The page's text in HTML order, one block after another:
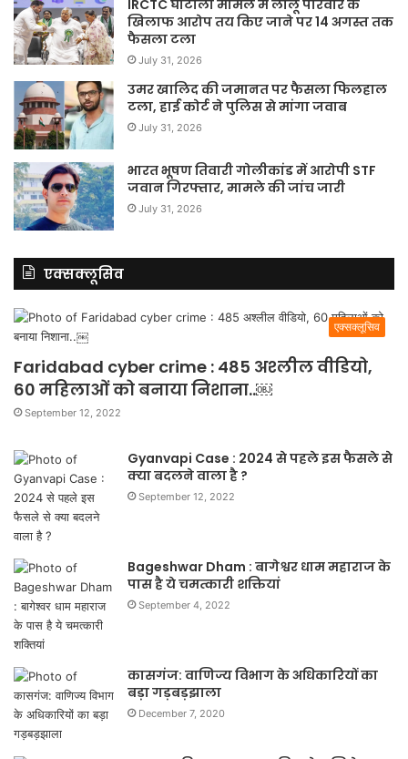
IRCTC घोटाला मामले में लालू परिवार के
खिलाफ आरोप तय किए जाने पर 14 अगस्त तक
फैसला टला
July 31, 2026
उमर खालिद की जमानत पर फैसला फिलहाल
टला, हाई कोर्ट ने पुलिस से मांगा जवाब
July 31, 2026
भारत भूषण तिवारी गोलीकांड में आरोपी STF
जवान गिरफ्तार, मामले की जांच जारी
July 31, 2026
एक्सक्लूसिव
एक्सक्लूसिव
Faridabad cyber crime : 485 अश्लील वीडियो,
60 महिलाओं को बनाया निशाना..￼
September 12, 2022
Gyanvapi Case : 2024 से पहले इस फैसले से
क्या बदलने वाला है ?
September 12, 2022
Bageshwar Dham : बागेश्वर धाम महाराज के
पास है ये चमत्कारी शक्तियां
September 4, 2022
कासगंज: वाणिज्य विभाग के अधिकारियों का
बड़ा गड़बड़झाला
December 7, 2020